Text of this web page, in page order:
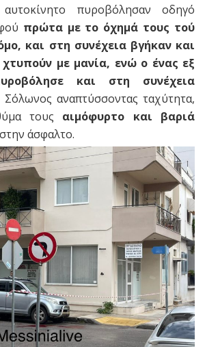
πυροβόλησαν οδηγό
πρώτα με το όχημά τους τού
και στη συνέχεια βγήκαν και
με μανία, ενώ ο ένας εξ
και στη συνέχεια
αναπτύσσοντας ταχύτητα,
τους αιμόφυρτο και βαριά
στην άσφαλτο.